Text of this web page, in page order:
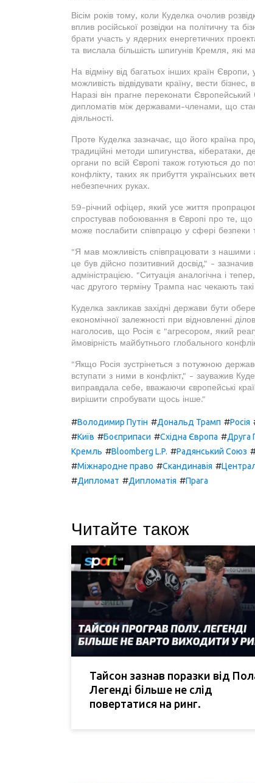
Вісім років тому, коли Куделка очолив
вплив російської розвідки на політичну та
брати участь у ядерних енергетичних
та вислала більшість шпигунів Кремля, які
На відміну від багатьох інших країн
можливість відвідувати країну, вести
Наразі він прагне переконати Європейський
дипломатів між державами-членами, що
діяльності.
Проте Куделка зазначає, що його країна
традиційні методи шпигунства, кібератаки,
органи по всій Європі також готуються до
конфлікту, таких як прибуття українських
небезпечних руках.
59-річний офіцер, який усе життя
спростував побоювання в Європі про те, що
може послабити співпрацю у сфері
"Я мав можливість співпрацювати з нашими
це був дійсно позитивний досвід," -
адміністрацією. "Ситуація аналогічна і
час другого терміну Трампа нас чекають
Куделка закликав західні держави бути
економічної залежності при відновленні
наголосив, що Росія є "агресором, який
ймовірність майбутнього глобального
"Якщо Росія зустрінеться з потужною
вступати з ними в конфлікт," - зауважив
виправдала себе, вважаючи європейські
вирішити спробувати щось інше."
#Володимир Путін #Дональд Трамп #Росія
#Київ #Боєприпаси #Східна Європа #Друга
Кремль #Bloomberg L.P. #Радянський Союз
#Міжнародне право #Скандинавія #
#Дипломат #Дипломатія #Прага
Читайте також
Тайсон зазнав поразки від
Легенді більше не слід
повертатися на ринг.